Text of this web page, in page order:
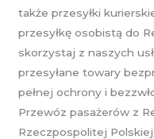
także przesyłki
przesyłkę osobistą do
skorzystaj z naszych
przesyłane towary
pełnej ochrony i
Przewóz pasażerów z
Rzeczpospolitej